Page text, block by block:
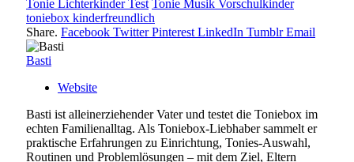
Tonie Lichterkinder Test Tonie Musik Vorschulkinder
toniebox kinderfreundlich
Share. Facebook Twitter Pinterest LinkedIn Tumblr Email
Basti
Website
Basti ist alleinerziehender Vater und testet die Toniebox im
echten Familienalltag. Als Toniebox-Liebhaber sammelt er
praktische Erfahrungen zu Einrichtung, Tonies-Auswahl,
Routinen und Problemlösungen – mit dem Ziel, Eltern